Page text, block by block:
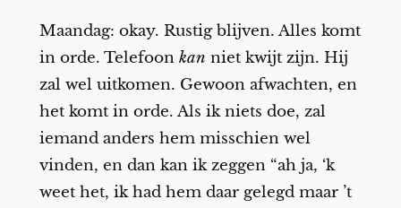
Maandag: okay. Rustig blijven. Alles komt
in orde. Telefoon kan niet kwijt zijn. Hij
zal wel uitkomen. Gewoon afwachten, en
het komt in orde. Als ik niets doe, zal
iemand anders hem misschien wel
vinden, en dan kan ik zeggen “ah ja, ‘k
weet het, ik had hem daar gelegd maar ’t